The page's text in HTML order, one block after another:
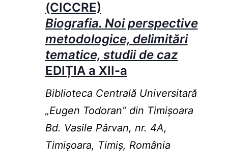
(CICCRE)
Biografia. Noi perspective
metodologice, delimitări
tematice, studii de caz
EDIȚIA a XII-a
Biblioteca Centrală Universitară
„Eugen Todoran” din Timişoara
Bd. Vasile Pârvan, nr. 4A,
Timișoara, Timiș, România